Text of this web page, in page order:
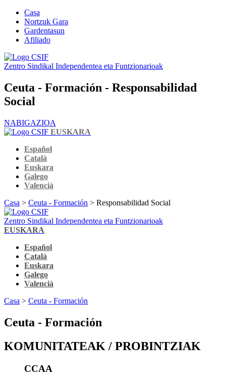
Casa
Nortzuk Gara
Gardentasun
Afiliado
Zentro Sindikal Independentea eta Funtzionarioak
Ceuta - Formación - Responsabilidad
Social
NABIGAZIOA
EUSKARA
Español
Català
Euskara
Galego
Valencià
Casa > Ceuta - Formación > Responsabilidad Social
Zentro Sindikal Independentea eta Funtzionarioak
EUSKARA
Español
Català
Euskara
Galego
Valencià
Casa > Ceuta - Formación
Ceuta - Formación
KOMUNITATEAK / PROBINTZIAK
CCAA